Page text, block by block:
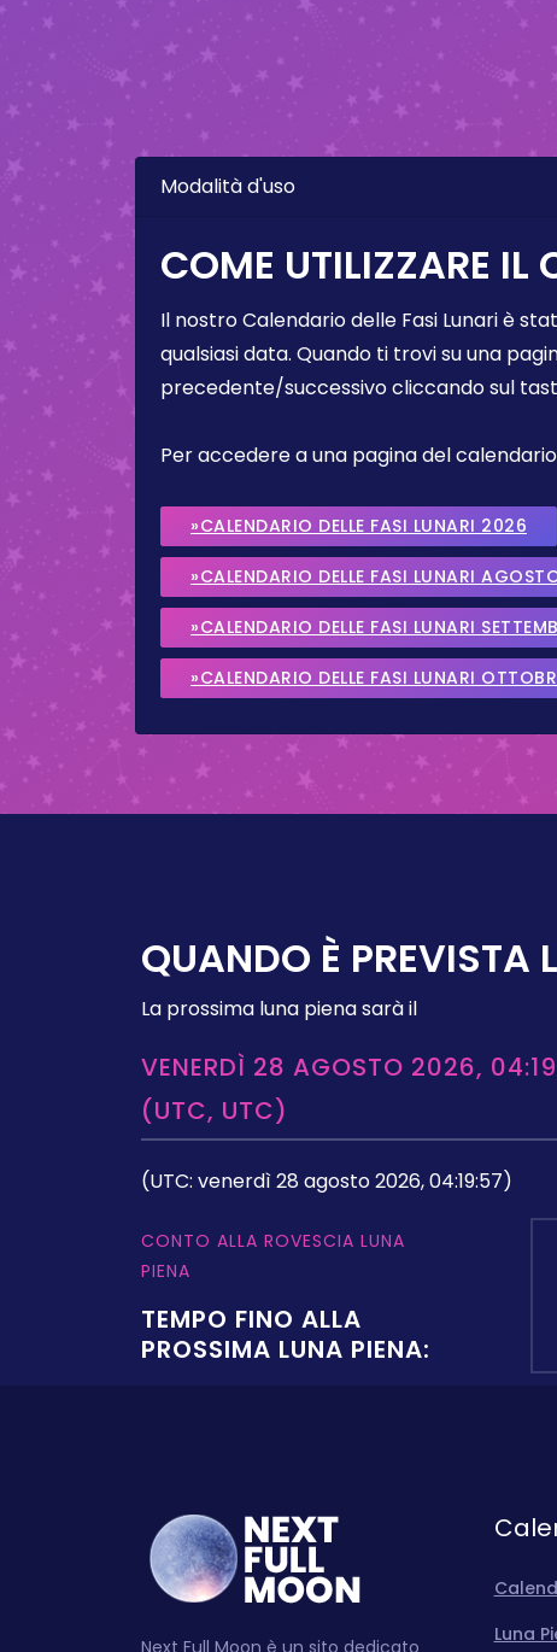
Modalità d'uso
COME UTILIZZARE IL
Il nostro Calendario delle Fasi Lunari è
qualsiasi data. Quando ti trovi su una
precedente/successivo cliccando sul
Per accedere a una pagina del
»CALENDARIO DELLE FASI LUNARI 2026
»CALENDARIO DELLE FASI LUNARI
»CALENDARIO DELLE FASI LUNARI
»CALENDARIO DELLE FASI LUNARI
QUANDO È PREVISTA
La prossima luna piena sarà il
VENERDÌ 28 AGOSTO 2026,
(UTC, UTC)
(UTC: venerdì 28 agosto 2026, 04:19:57)
CONTO ALLA ROVESCIA LUNA
PIENA
TEMPO FINO ALLA
PROSSIMA LUNA PIENA:
Next Full Moon è un sito dedicato
Luna